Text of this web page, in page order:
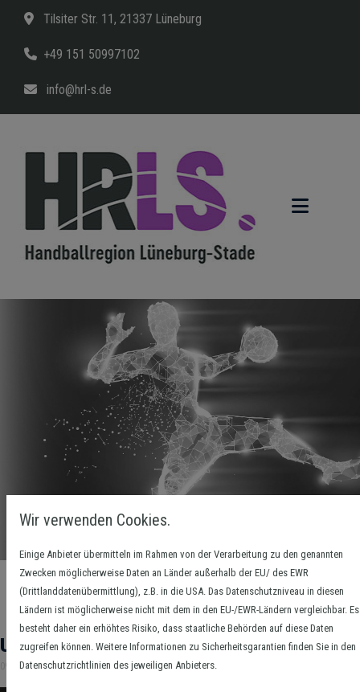
Tilsiter Str. 11, 21337 Lüneburg
+49 151 50997102
info@hrl-s.de
Unsere Handballhelden - jetzt bewerben!
09. Juni 2026
Wir verwenden Cookies.
Einige Anbieter übermitteln im Rahmen von der Verarbeitung zu den genannten
Zwecken möglicherweise Daten an Länder außerhalb der EU/ des EWR
(Drittlanddatenübermittlung), z.B. in die USA. Das Datenschutzniveau in diesen
Ländern ist möglicherweise nicht mit dem in den EU-/EWR-Ländern vergleichbar. Es
besteht daher ein erhöhtes Risiko, dass staatliche Behörden auf diese Daten
zugreifen können. Weitere Informationen zu Sicherheitsgarantien finden Sie in den
Datenschutzrichtlinien des jeweiligen Anbieters.